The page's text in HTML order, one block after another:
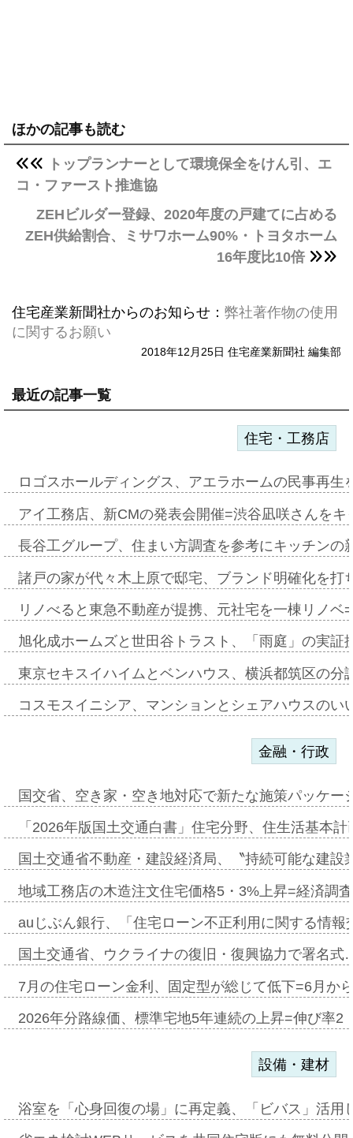
ほかの記事も読む
トップランナーとして環境保全をけん引、エ
コ・ファースト推進協
ZEHビルダー登録、2020年度の戸建てに占める
ZEH供給割合、ミサワホーム90%・トヨタホーム
16年度比10倍
住宅産業新聞社からのお知らせ： 弊社著作物の使用
に関するお願い
2018年12月25日 住宅産業新聞社 編集部
最近の記事一覧
住宅・工務店
ロゴスホールディングス、アエラホームの民事再
アイ工務店、新CMの発表会開催=渋谷凪咲さんを
長谷工グループ、住まい方調査を参考にキッチン
諸戸の家が代々木上原で邸宅、ブランド明確化を
リノべると東急不動産が提携、元社宅を一棟リノ
旭化成ホームズと世田谷トラスト、「雨庭」の実
東京セキスイハイムとベンハウス、横浜都筑区の
コスモスイニシア、マンションとシェアハウスの
金融・行政
国交省、空き家・空き地対応で新たな施策パッケ
「2026年版国土交通白書」住宅分野、住生活基本
国土交通省不動産・建設経済局、〝持続可能な建
地域工務店の木造注文住宅価格5・3%上昇=経済調
auじぶん銀行、「住宅ローン不正利用に関する情
国土交通省、ウクライナの復旧・復興協力で署名
7月の住宅ローン金利、固定型が総じて低下=6月か
2026年分路線価、標準宅地5年連続の上昇=伸び率
設備・建材
浴室を「心身回復の場」に再定義、「ビバス」活